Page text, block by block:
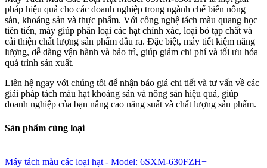
pháp hiệu quả cho các doanh nghiệp trong ngành chế biến nông
sản, khoáng sản và thực phẩm. Với công nghệ tách màu quang học
tiên tiến, máy giúp phân loại các hạt chính xác, loại bỏ tạp chất và
cải thiện chất lượng sản phẩm đầu ra. Đặc biệt, máy tiết kiệm năng
lượng, dễ dàng vận hành và bảo trì, giúp giảm chi phí và tối ưu hóa
quá trình sản xuất.
Liên hệ ngay với chúng tôi để nhận báo giá chi tiết và tư vấn về các
giải pháp tách màu hạt khoáng sản và nông sản hiệu quả, giúp
doanh nghiệp của bạn nâng cao năng suất và chất lượng sản phẩm.
Sản phẩm cùng loại
Máy tách màu các loại hạt - Model: 6SXM-630FZH+